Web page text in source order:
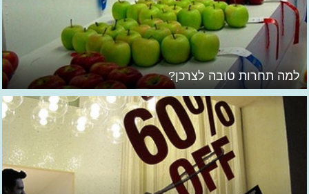
למה תחרות טובה לצרכן?